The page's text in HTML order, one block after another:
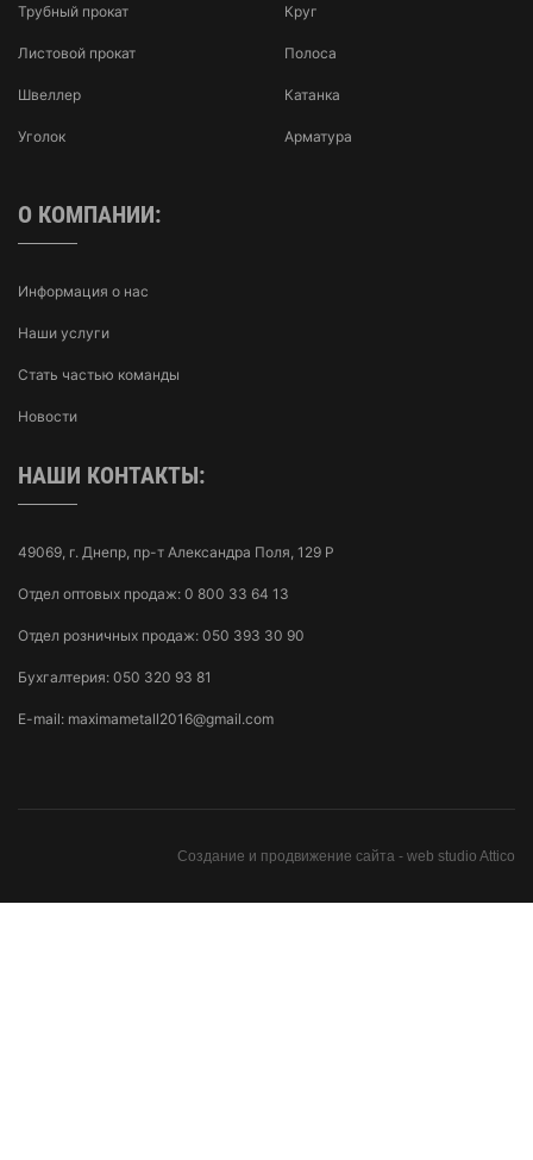
Трубный прокат
Листовой прокат
Швеллер
Уголок
Круг
Полоса
Катанка
Арматура
О КОМПАНИИ:
Информация о нас
Наши услуги
Стать частью команды
Новости
НАШИ КОНТАКТЫ:
49069, г. Днепр, пр-т Александра Поля, 129 Р
Отдел оптовых продаж: 0 800 33 64 13
Отдел розничных продаж: 050 393 30 90
Бухгалтерия: 050 320 93 81
E-mail: maximametall2016@gmail.com
Создание и продвижение сайта - web studio Attico